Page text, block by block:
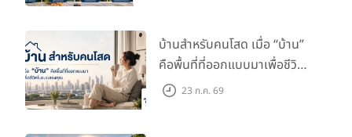
บ้านสำหรับคนโสด เมื่อ “บ้าน”
คือพื้นที่ที่ออกแบบมาเพื่อชีวิต
ในแบบของคุณ
23 ก.ค. 69